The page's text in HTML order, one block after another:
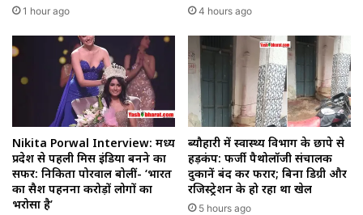
1 hour ago 4 hours ago
Nikita Porwal Interview: मध्य
प्रदेश से पहली मिस इंडिया बनने का
सफर: निकिता पोरवाल बोलीं- ‘भारत
का सैश पहनना करोड़ों लोगों का
भरोसा है’
ब्यौहारी में स्वास्थ्य विभाग के छापे से
हड़कंप: फर्जी पैथोलॉजी संचालक
दुकानें बंद कर फरार; बिना डिग्री और
रजिस्ट्रेशन के हो रहा था खेल
5 hours ago